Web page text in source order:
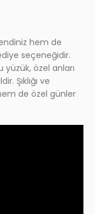
hem de
seçeneğidir.
özel anları
Şıklığı ve
de özel günler